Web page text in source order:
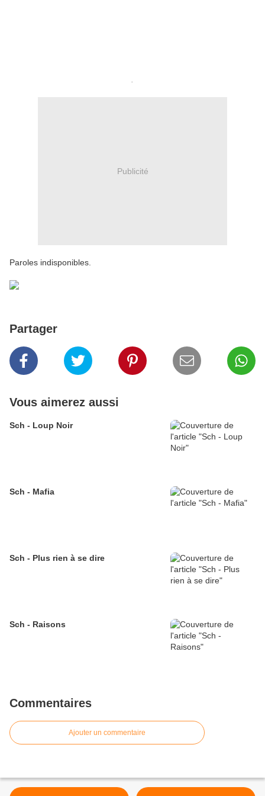
.
Publicité
Paroles indisponibles.
Partager
Vous aimerez aussi
Sch - Loup Noir
Sch - Mafia
Sch - Plus rien à se dire
Sch - Raisons
Commentaires
Ajouter un commentaire